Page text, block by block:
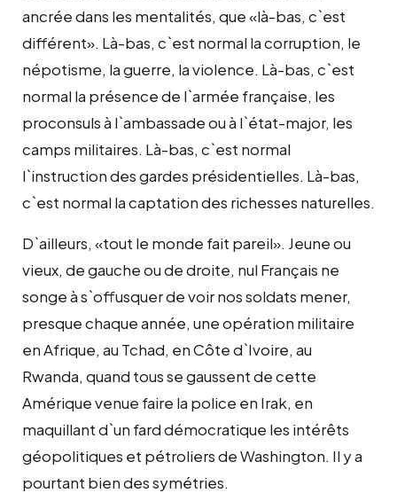
ancrée dans les mentalités, que «là-bas, c`est
différent». Là-bas, c`est normal la corruption, le
népotisme, la guerre, la violence. Là-bas, c`est
normal la présence de l`armée française, les
proconsuls à l`ambassade ou à l`état-major, les
camps militaires. Là-bas, c`est normal
l`instruction des gardes présidentielles. Là-bas,
c`est normal la captation des richesses naturelles.
D`ailleurs, «tout le monde fait pareil». Jeune ou
vieux, de gauche ou de droite, nul Français ne
songe à s`offusquer de voir nos soldats mener,
presque chaque année, une opération militaire
en Afrique, au Tchad, en Côte d`Ivoire, au
Rwanda, quand tous se gaussent de cette
Amérique venue faire la police en Irak, en
maquillant d`un fard démocratique les intérêts
géopolitiques et pétroliers de Washington. Il y a
pourtant bien des symétries.